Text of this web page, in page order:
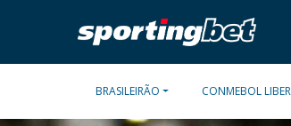
BRASILEIRÃO CONMEBOL